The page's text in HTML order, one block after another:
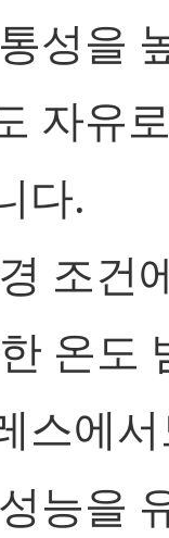
성을
자유
다.
조건
온도
스에
능을